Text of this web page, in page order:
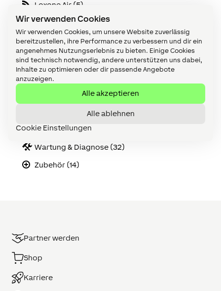
Wir verwenden Cookies
Wir verwenden Cookies, um unsere Website zuverlässig
bereitzustellen, ihre Performance zu verbessern und dir ein
angenehmes Nutzungserlebnis zu bieten. Einige Cookies
sind technisch notwendig, andere unterstützen uns dabei,
Inhalte zu optimieren oder dir passende Angebote
anzuzeigen.
Alle akzeptieren
Alle ablehnen
Cookie Einstellungen
Loxone Air (5)
Loxone Tree (5)
Miniserver (15)
Online Services (8)
Sicherheit (7)
Verkabelung (18)
Video Tutorials (61)
Visualisierung (10)
Wartung & Diagnose (32)
Zubehör (14)
Partner werden
Shop
Karriere